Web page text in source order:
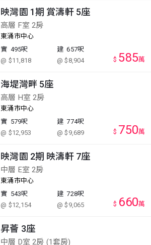
映灣園 1期 賞濤軒 5座
高層 F室 2房
東涌市中心
實 495呎
@ $11,818
建 657呎
@ $8,904
$ 585萬
海堤灣畔 5座
高層 H室 2房
東涌市中心
實 579呎
@ $12,953
建 774呎
@ $9,689
$ 750萬
映灣園 2期 映濤軒 7座
中層 E室 2房
東涌市中心
實 543呎
@ $12,154
建 728呎
@ $9,065
$ 660萬
昇薈 3座
中層 D室 2房 (1套房)